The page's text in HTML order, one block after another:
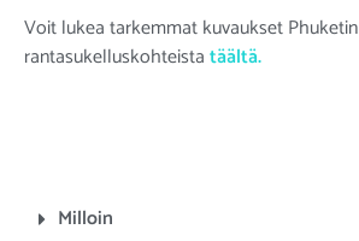
Voit lukea tarkemmat kuvaukset Phuketin
rantasukelluskohteistatäältä.
Milloin